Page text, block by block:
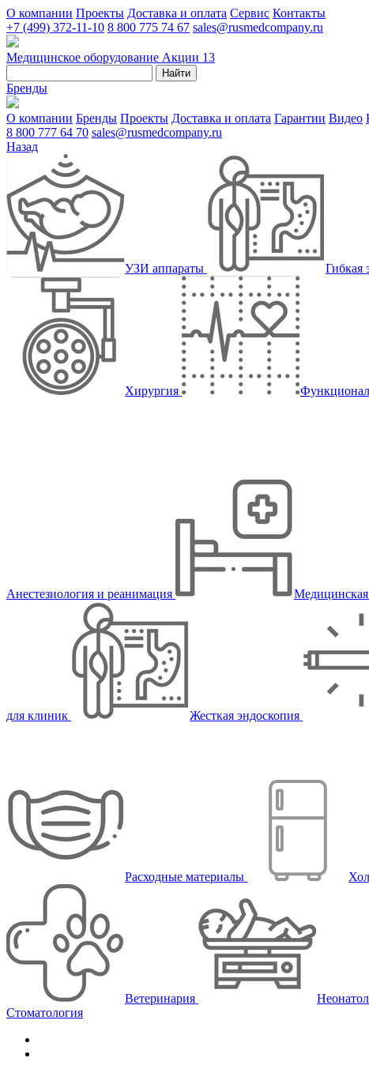
О компании Проекты Доставка и оплата Сервис Контакты
+7 (499) 372-11-10 8 800 775 74 67 sales@rusmedcompany.ru
Медицинское оборудование Акции 13
Найти
Бренды
О компании Бренды Проекты Доставка и оплата Гарантии Видео
8 800 777 64 70 sales@rusmedcompany.ru
Назад
УЗИ аппараты Гибкая
Хирургия
Анестезиология и реанимация Медицинская
для клиник Жесткая эндоскопия
Расходные материалы
Ветеринария
Стоматология